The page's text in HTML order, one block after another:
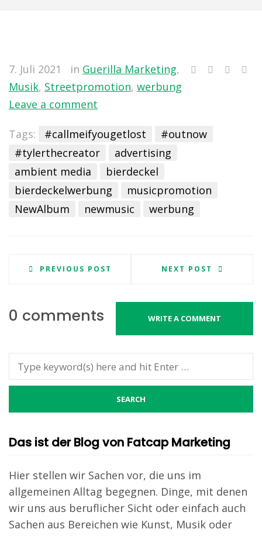
7. Juli 2021 in Guerilla Marketing,
Musik, Streetpromotion, werbung
Leave a comment
Tags: #callmeifyougetlost
#outnow
#tylerthecreator
advertising
ambient media
bierdeckel
bierdeckelwerbung
musicpromotion
NewAlbum
newmusic werbung
PREVIOUS POST NEXT POST
0 comments WRITE A COMMENT
Das ist der Blog von Fatcap Marketing
Hier stellen wir Sachen vor, die uns im
allgemeinen Alltag begegnen. Dinge, mit denen
wir uns aus beruflicher Sicht oder einfach auch
Sachen aus Bereichen wie Kunst, Musik oder